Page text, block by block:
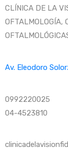
CLÍNICA DE LA
OFTALMOLOGÍA,
Av. Eleodoro
0992220025
04-4523810